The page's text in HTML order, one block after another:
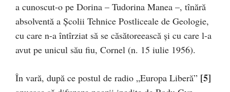
a cu­noscut-o pe Dorina – Tudorina Manea –, tînără
absol­ven­tă a Şcolii Tehnice Postliceale de Geologie,
cu care n-a întîrziat să se căsătoreească și cu care l-a
avut pe unicul său fiu, Cornel (n. 15 iulie 1956).
În vară, după ce postul de radio „Europa Liberă” [5]